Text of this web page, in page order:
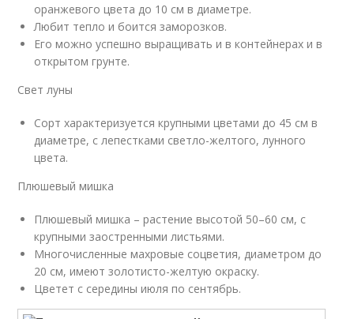
оранжевого цвета до 10 см в диаметре.
Любит тепло и боится заморозков.
Его можно успешно выращивать и в контейнерах и в
открытом грунте.
Свет луны
Сорт характеризуется крупными цветами до 45 см в
диаметре, с лепестками светло-желтого, лунного
цвета.
Плюшевый мишка
Плюшевый мишка – растение высотой 50–60 см, с
крупными заостренными листьями.
Многочисленные махровые соцветия, диаметром до
20 см, имеют золотисто-желтую окраску.
Цветет с середины июля по сентябрь.